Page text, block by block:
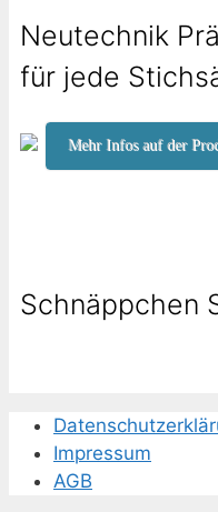
Neutechnik
für jede
Mehr Infos auf der
Schnäppchen
Impressum
AGB